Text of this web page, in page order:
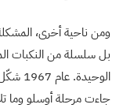
جاءت مرحلة أوسلو وما